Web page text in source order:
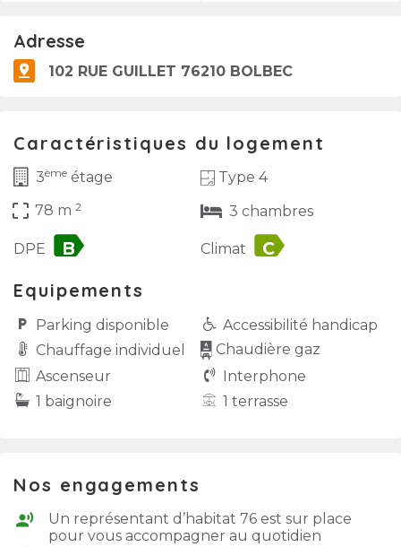
Adresse
102 RUE GUILLET 76210 BOLBEC
Caractéristiques du logement
3ème étage Type 4
crop_free 78 m 2 3 chambres
DPE label Climat label
Equipements
Parking disponible
Accessibilité handicap
Chauffage individuel
Chaudière gaz
Ascenseur
Interphone
1 baignoire
1 terrasse
Nos engagements
Un représentant d’habitat 76 est sur place
pour vous accompagner au quotidien